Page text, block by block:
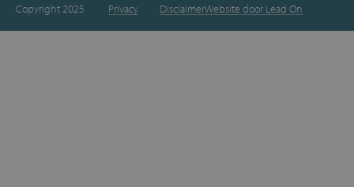
Copyright 2025 Privacy DisclaimerWebsite door Lead On